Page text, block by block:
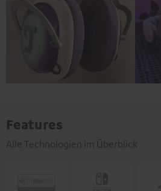
Features
Alle Technologien im Überblick